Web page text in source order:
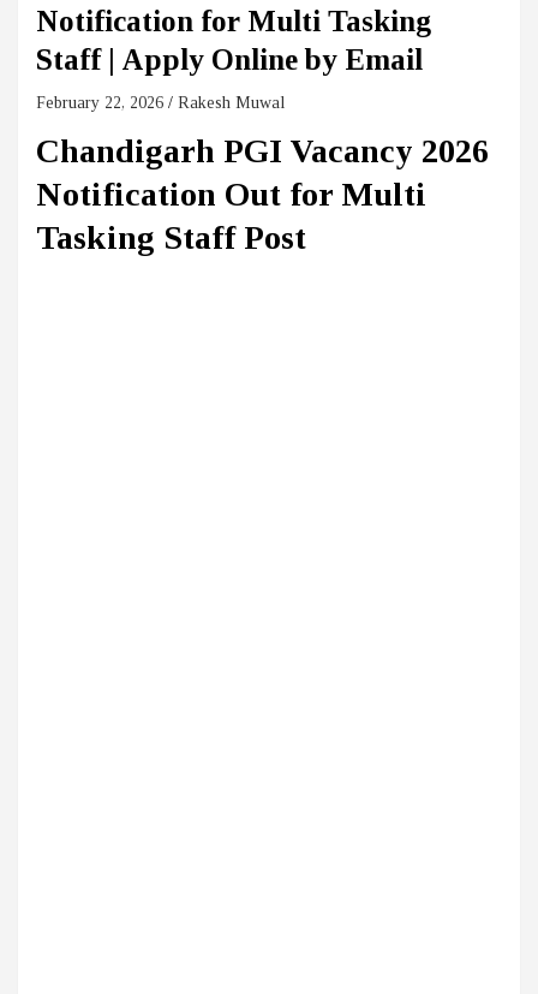
Notification for Multi Tasking
Staff | Apply Online by Email
February 22, 2026 Rakesh Muwal
Chandigarh PGI Vacancy 2026
Notification Out for Multi
Tasking Staff Post